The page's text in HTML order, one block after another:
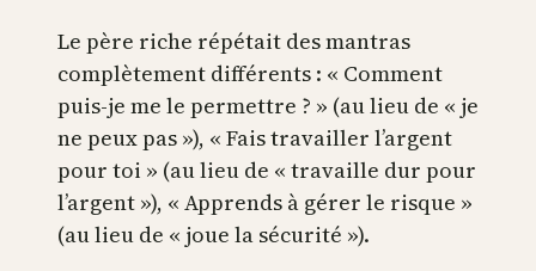
Le père riche répétait des mantras
complètement différents : « Comment
puis-je me le permettre ? » (au lieu de « je
ne peux pas »), « Fais travailler l’argent
pour toi » (au lieu de « travaille dur pour
l’argent »), « Apprends à gérer le risque »
(au lieu de « joue la sécurité »).